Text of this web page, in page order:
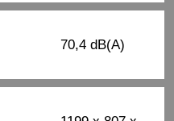
70,4 dB(A)